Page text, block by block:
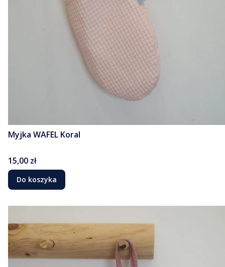
Myjka WAFEL Koral
Cena
15,00 zł
Do koszyka